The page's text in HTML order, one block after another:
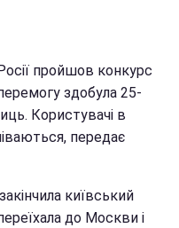
пройшов конкурс
здобула 25-
Користувачі в
передає
київський
до Москви і